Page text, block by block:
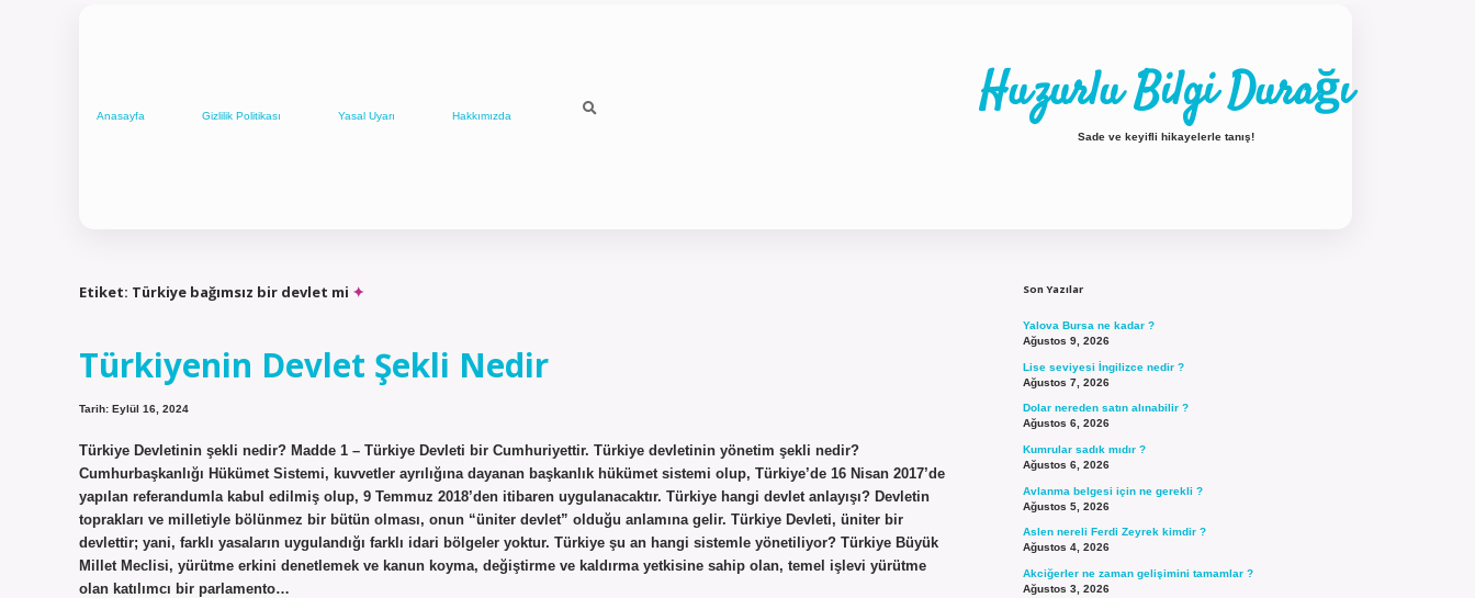
Anasayfa Gizlilik Politikası Yasal Uyarı Hakkımızda Huzurlu Bilgi Durağı
Sade ve keyifli hikayelerle tanış!
Etiket: Türkiye bağımsız bir devlet mi
Türkiyenin Devlet Şekli Nedir
Tarih: Eylül 16, 2024
Türkiye Devletinin şekli nedir? Madde 1 – Türkiye Devleti bir Cumhuriyettir. Türkiye devletinin yönetim şekli nedir?
Cumhurbaşkanlığı Hükümet Sistemi, kuvvetler ayrılığına dayanan başkanlık hükümet sistemi olup, Türkiye’de 16 Nisan 2017’de
yapılan referandumla kabul edilmiş olup, 9 Temmuz 2018’den itibaren uygulanacaktır. Türkiye hangi devlet anlayışı? Devletin
toprakları ve milletiyle bölünmez bir bütün olması, onun “üniter devlet” olduğu anlamına gelir. Türkiye Devleti, üniter bir
devlettir; yani, farklı yasaların uygulandığı farklı idari bölgeler yoktur. Türkiye şu an hangi sistemle yönetiliyor? Türkiye Büyük
Millet Meclisi, yürütme erkini denetlemek ve kanun koyma, değiştirme ve kaldırma yetkisine sahip olan, temel işlevi yürütme
olan katılımcı bir parlamento…
Son Yazılar
Yalova Bursa ne kadar ?
Ağustos 9, 2026
Lise seviyesi İngilizce nedir ?
Ağustos 7, 2026
Dolar nereden satın alınabilir ?
Ağustos 6, 2026
Kumrular sadık mıdır ?
Ağustos 6, 2026
Avlanma belgesi için ne gerekli ?
Ağustos 5, 2026
Aslen nereli Ferdi Zeyrek kimdir ?
Ağustos 4, 2026
Akciğerler ne zaman gelişimini tamamlar ?
Ağustos 3, 2026